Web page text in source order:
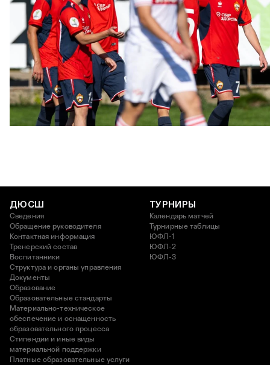
ЮФЛ: Московское дерби на «Октябре»
3 АВГУСТА 2026 14:15
ДЮСШ
Сведения
Обращение руководителя
Контактная информация
Тренерский состав
Воспитанники
Структура и органы управления
Документы
Образование
Образовательные стандарты
Материально-техническое
обеспечение и оснащенность
образовательного процесса
Стипендии и иные виды
материальной поддержки
Платные образовательные услуги
ТУРНИРЫ
Календарь матчей
Турнирные таблицы
ЮФЛ-1
ЮФЛ-2
ЮФЛ-3